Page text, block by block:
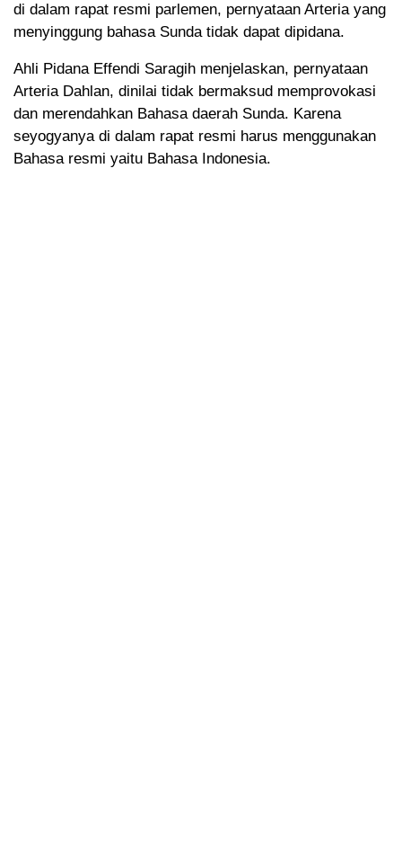
di dalam rapat resmi parlemen, pernyataan Arteria yang
menyinggung bahasa Sunda tidak dapat dipidana.
Ahli Pidana Effendi Saragih menjelaskan, pernyataan
Arteria Dahlan, dinilai tidak bermaksud memprovokasi
dan merendahkan Bahasa daerah Sunda. Karena
seyogyanya di dalam rapat resmi harus menggunakan
Bahasa resmi yaitu Bahasa Indonesia.